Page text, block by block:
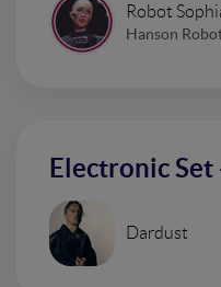
Robot
Hanson
Electronic
Dardust